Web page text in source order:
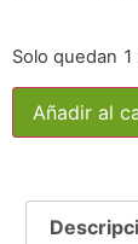
Solo quedan
Añadir al